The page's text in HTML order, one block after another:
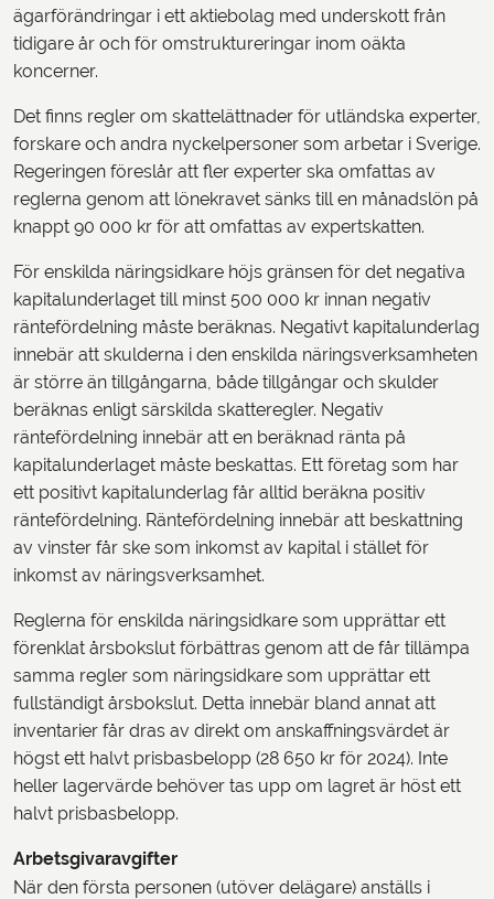
ägarförändringar i ett aktiebolag med underskott från
tidigare år och för omstruktureringar inom oäkta
koncerner.
Det finns regler om skattelättnader för utländska experter,
forskare och andra nyckelpersoner som arbetar i Sverige.
Regeringen föreslår att fler experter ska omfattas av
reglerna genom att lönekravet sänks till en månadslön på
knappt 90 000 kr för att omfattas av expertskatten.
För enskilda näringsidkare höjs gränsen för det negativa
kapitalunderlaget till minst 500 000 kr innan negativ
räntefördelning måste beräknas. Negativt kapitalunderlag
innebär att skulderna i den enskilda näringsverksamheten
är större än tillgångarna, både tillgångar och skulder
beräknas enligt särskilda skatteregler. Negativ
räntefördelning innebär att en beräknad ränta på
kapitalunderlaget måste beskattas. Ett företag som har
ett positivt kapitalunderlag får alltid beräkna positiv
räntefördelning. Räntefördelning innebär att beskattning
av vinster får ske som inkomst av kapital i stället för
inkomst av näringsverksamhet.
Reglerna för enskilda näringsidkare som upprättar ett
förenklat årsbokslut förbättras genom att de får tillämpa
samma regler som näringsidkare som upprättar ett
fullständigt årsbokslut. Detta innebär bland annat att
inventarier får dras av direkt om anskaffningsvärdet är
högst ett halvt prisbasbelopp (28 650 kr för 2024). Inte
heller lagervärde behöver tas upp om lagret är höst ett
halvt prisbasbelopp.
Arbetsgivaravgifter
När den första personen (utöver delägare) anställs i